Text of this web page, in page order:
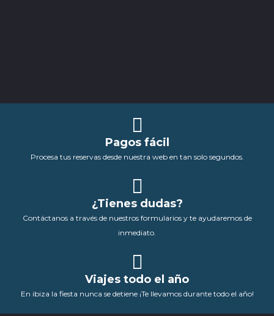
Pagos fácil
Procesa tus reservas desde nuestra web en tan solo segundos.
¿Tienes dudas?
Contáctanos a través de nuestros formularios y te ayudaremos de
inmediato.
Viajes todo el año
En ibiza la fiesta nunca se detiene ¡Te llevamos durante todo el año!